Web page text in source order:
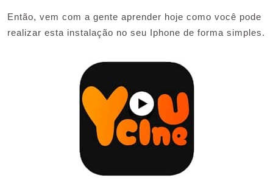
Então, vem com a gente aprender hoje como você pode
realizar esta instalação no seu Iphone de forma simples.